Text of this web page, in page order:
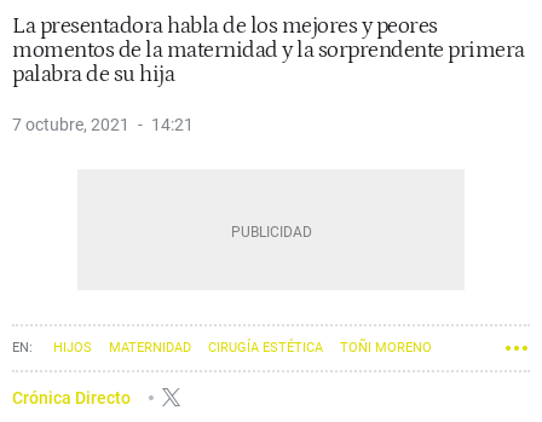
La presentadora habla de los mejores y peores
momentos de la maternidad y la sorprendente primera
palabra de su hija
7 octubre, 2021 14:21
HIJOS MATERNIDAD CIRUGÍA ESTÉTICA TOÑI MORENO
Crónica Directo